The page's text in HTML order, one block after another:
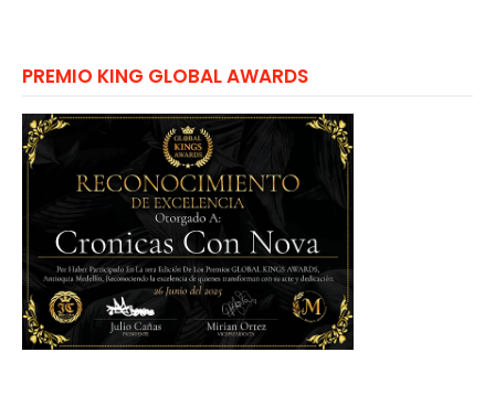
PREMIO KING GLOBAL AWARDS